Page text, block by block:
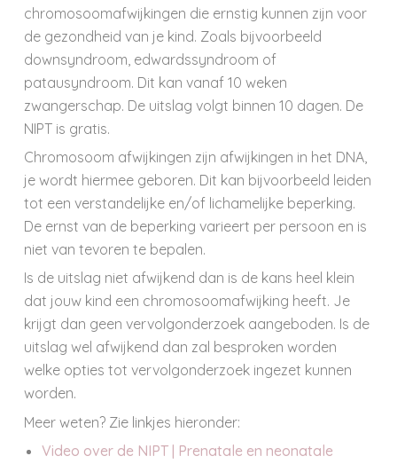
chromosoomafwijkingen die ernstig kunnen zijn voor
de gezondheid van je kind. Zoals bijvoorbeeld
downsyndroom, edwardssyndroom of
patausyndroom. Dit kan vanaf 10 weken
zwangerschap. De uitslag volgt binnen 10 dagen. De
NIPT is gratis.
Chromosoom afwijkingen zijn afwijkingen in het DNA,
je wordt hiermee geboren. Dit kan bijvoorbeeld leiden
tot een verstandelijke en/of lichamelijke beperking.
De ernst van de beperking varieert per persoon en is
niet van tevoren te bepalen.
Is de uitslag niet afwijkend dan is de kans heel klein
dat jouw kind een chromosoomafwijking heeft. Je
krijgt dan geen vervolgonderzoek aangeboden. Is de
uitslag wel afwijkend dan zal besproken worden
welke opties tot vervolgonderzoek ingezet kunnen
worden.
Meer weten? Zie linkjes hieronder:
Video over de NIPT | Prenatale en neonatale